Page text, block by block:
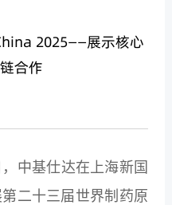
2025——展示核心
合作
中基仕达在上海新国
二十三届世界制药原